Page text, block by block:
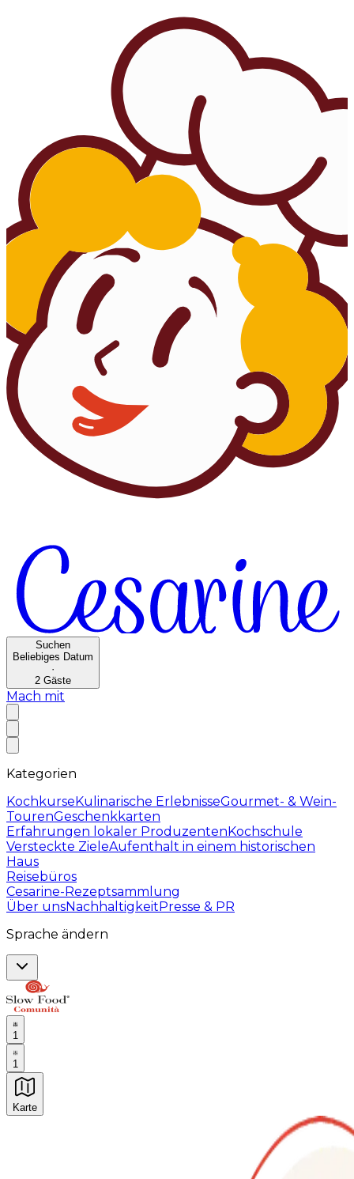
Suchen
Beliebiges Datum
·
2 Gäste
Mach mit
Kategorien
KochkurseKulinarische ErlebnisseGourmet- & Wein-
TourenGeschenkkarten
Erfahrungen lokaler ProduzentenKochschule
Versteckte ZieleAufenthalt in einem historischen
Haus
Reisebüros
Cesarine-Rezeptsammlung
Über unsNachhaltigkeitPresse & PR
Sprache ändern
1
1
Karte
Unvergessliche kulinarische Erlebnisse: